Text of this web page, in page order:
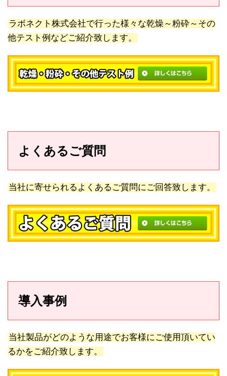
ラボネクト株式会社で行った様々な乾燥～粉砕～その
他テスト例などご紹介致します。
よくあるご質問
当社に寄せられるよくあるご質問にご回答致します。
導入事例
当社製品がどのような用途でお客様にご使用頂いてい
るかをご紹介致します。